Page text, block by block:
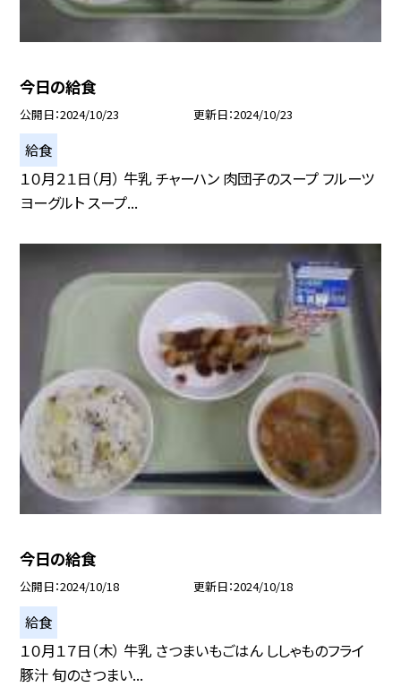
今日の給食
公開日 2024/10/23 更新日 2024/10/23
給食
１０月２１日（月） 牛乳 チャーハン 肉団子のスープ フルーツ
ヨーグルト スープ...
今日の給食
公開日 2024/10/18 更新日 2024/10/18
給食
１０月１７日（木） 牛乳 さつまいもごはん ししゃものフライ
豚汁 旬のさつまい...